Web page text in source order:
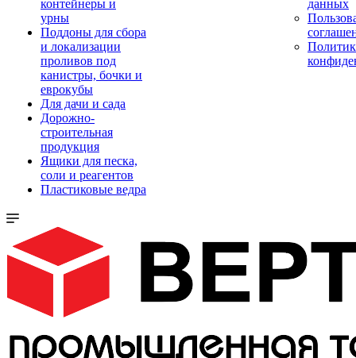
контейнеры и
урны
Поддоны для сбора
и локализации
проливов под
канистры, бочки и
еврокубы
Для дачи и сада
Дорожно-
строительная
продукция
Ящики для песка,
соли и реагентов
Пластиковые ведра
данных